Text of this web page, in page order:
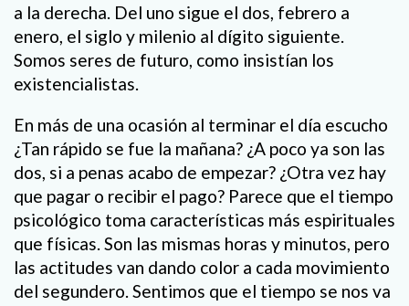
a la derecha. Del uno sigue el dos, febrero a
enero, el siglo y milenio al dígito siguiente.
Somos seres de futuro, como insistían los
existencialistas.
En más de una ocasión al terminar el día escucho
¿Tan rápido se fue la mañana? ¿A poco ya son las
dos, si a penas acabo de empezar? ¿Otra vez hay
que pagar o recibir el pago? Parece que el tiempo
psicológico toma características más espirituales
que físicas. Son las mismas horas y minutos, pero
las actitudes van dando color a cada movimiento
del segundero. Sentimos que el tiempo se nos va